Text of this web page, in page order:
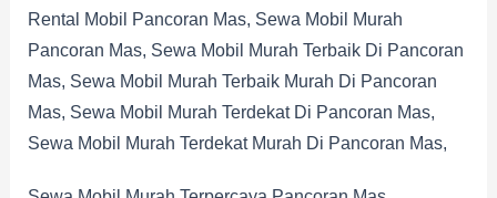
Rental Mobil Pancoran Mas, Sewa Mobil Murah
Pancoran Mas, Sewa Mobil Murah Terbaik Di Pancoran
Mas, Sewa Mobil Murah Terbaik Murah Di Pancoran
Mas, Sewa Mobil Murah Terdekat Di Pancoran Mas,
Sewa Mobil Murah Terdekat Murah Di Pancoran Mas,